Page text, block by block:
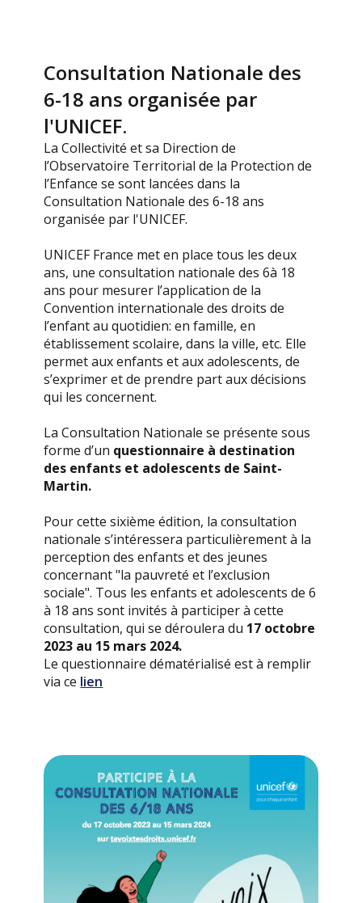
Consultation Nationale des
6-18 ans organisée par
l'UNICEF.
La Collectivité et sa Direction de
l’Observatoire Territorial de la Protection de
l’Enfance se sont lancées dans la
Consultation Nationale des 6-18 ans
organisée par l'UNICEF.
UNICEF France met en place tous les deux
ans, une consultation nationale des 6à 18
ans pour mesurer l’application de la
Convention internationale des droits de
l’enfant au quotidien: en famille, en
établissement scolaire, dans la ville, etc. Elle
permet aux enfants et aux adolescents, de
s’exprimer et de prendre part aux décisions
qui les concernent.
La Consultation Nationale se présente sous
forme d’un questionnaire à destination
des enfants et adolescents de Saint-
Martin.
Pour cette sixième édition, la consultation
nationale s’intéressera particulièrement à la
perception des enfants et des jeunes
concernant "la pauvreté et l’exclusion
sociale". Tous les enfants et adolescents de 6
à 18 ans sont invités à participer à cette
consultation, qui se déroulera du 17 octobre
2023 au 15 mars 2024.
Le questionnaire dématérialisé est à remplir
via ce lien